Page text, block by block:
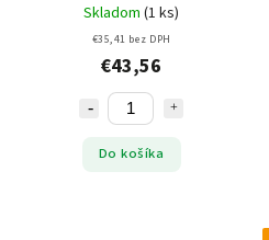
Skladom (1 ks)
€35,41 bez DPH
€43,56
Do košíka